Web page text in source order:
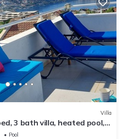
Villa
3 bath villa, heated pool,
6
Pool